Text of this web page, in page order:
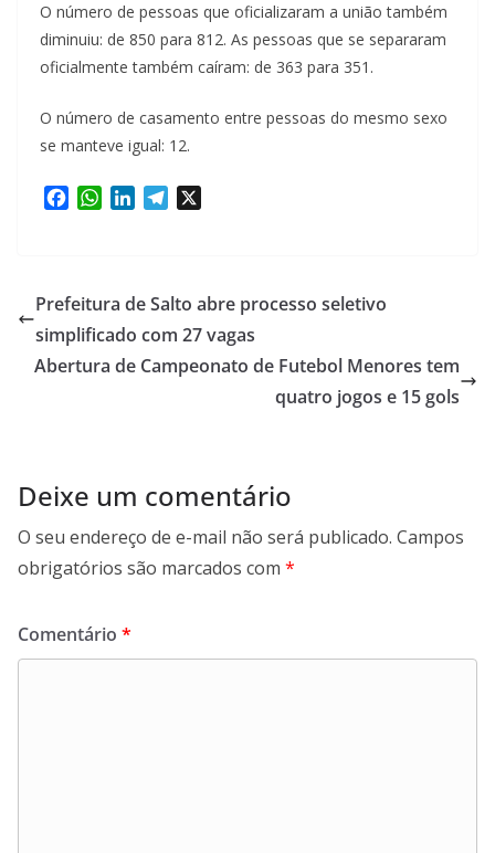
O número de pessoas que oficializaram a união também
diminuiu: de 850 para 812. As pessoas que se separaram
oficialmente também caíram: de 363 para 351.
O número de casamento entre pessoas do mesmo sexo
se manteve igual: 12.
b
o
o
k
W
s
A
p
p
e
d
I
n
g
r
a
m
Prefeitura de Salto abre processo seletivo
simplificado com 27 vagas
Abertura de Campeonato de Futebol Menores tem
quatro jogos e 15 gols
Deixe um comentário
O seu endereço de e-mail não será publicado. Campos
obrigatórios são marcados com *
Comentário *